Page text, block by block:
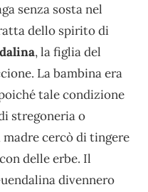
senza sosta nel
dello spirito di
, la figlia del
La bambina era
tale condizione
stregoneria o
cercò di tingere
delle erbe. Il
divennero